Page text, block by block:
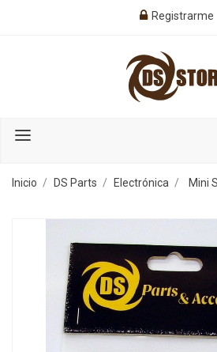
Registrarme
Inicio DS Parts Electrónica Mini